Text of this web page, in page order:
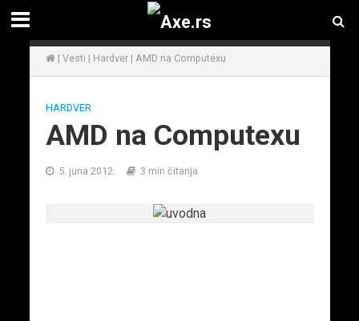
| Vesti | Hardver| AMD na Computexu
HARDVER
AMD na Computexu
5. juna 2012. 3 min čitanja